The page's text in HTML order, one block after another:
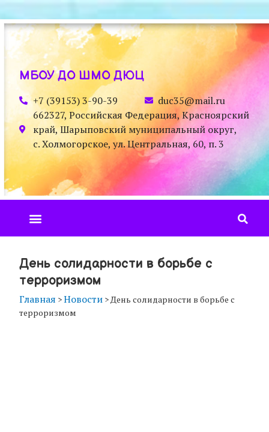
МБОУ ДО ШМО ДЮЦ
+7 (39153) 3-90-39
duc35@mail.ru
662327, Российская Федерация, Красноярский
край, Шарыповский муниципальный округ,
с. Холмогорское, ул. Центральная, 60, п. 3
День солидарности в борьбе с
терроризмом
Главная >Новости >День солидарности в борьбе с
терроризмом